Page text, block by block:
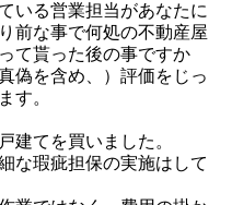
いる営業担当があなたに
前な事で何処の不動産屋
て貰った後の事ですか
偽を含め、）評価をじっ
す。
建てを買いました。
な瑕疵担保の実施はして